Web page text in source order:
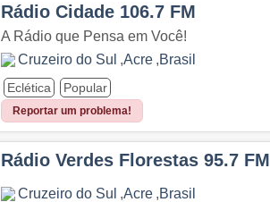
Rádio Cidade 106.7 FM
A Rádio que Pensa em Você!
Cruzeiro do Sul ,Acre ,Brasil
Eclética Popular
Reportar um problema!
Rádio Verdes Florestas 95.7 FM
Cruzeiro do Sul ,Acre ,Brasil